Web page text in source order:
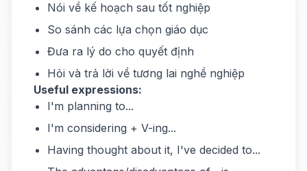
Nói về kế hoạch sau tốt nghiệp
So sánh các lựa chọn giáo dục
Đưa ra lý do cho quyết định
Hỏi và trả lời về tương lai nghề nghiệp
Useful expressions:
I'm planning to...
I'm considering + V-ing...
Having thought about it, I've decided to...